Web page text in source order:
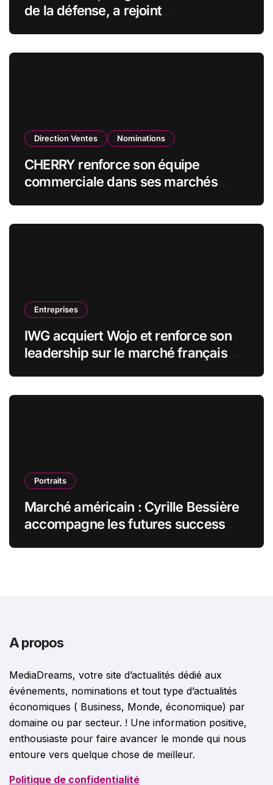
de la défense, a rejoint
Direction Ventes Nominations
CHERRY renforce son équipe
commerciale dans ses marchés
Entreprises
IWG acquiert Wojo et renforce son
leadership sur le marché français
Portraits
Marché américain : Cyrille Bessière
accompagne les futures success
A propos
MediaDreams, votre site d’actualités dédié aux
événements, nominations et tout type d’actualités
économiques ( Business, Monde, économique) par
domaine ou par secteur. ! Une information positive,
enthousiaste pour faire avancer le monde qui nous
entoure vers quelque chose de meilleur.
Politique de confidentialité